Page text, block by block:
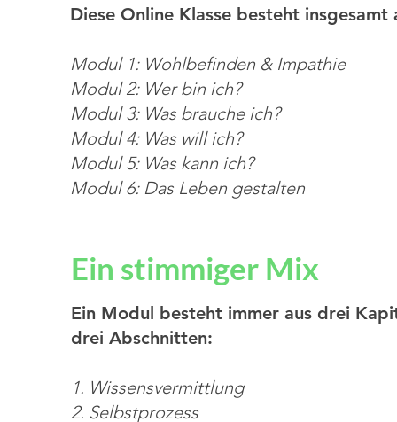
Diese Online Klasse besteht
Modul 1: Wohlbefinden & Impathie
Modul 2: Wer bin ich?
Modul 3: Was brauche ich?
Modul 4: Was will ich?
Modul 5: Was kann ich?
Modul 6: Das Leben gestalten
Ein stimmiger Mix
Ein Modul besteht immer aus drei
drei Abschnitten:
1. Wissensvermittlung
2. Selbstprozess